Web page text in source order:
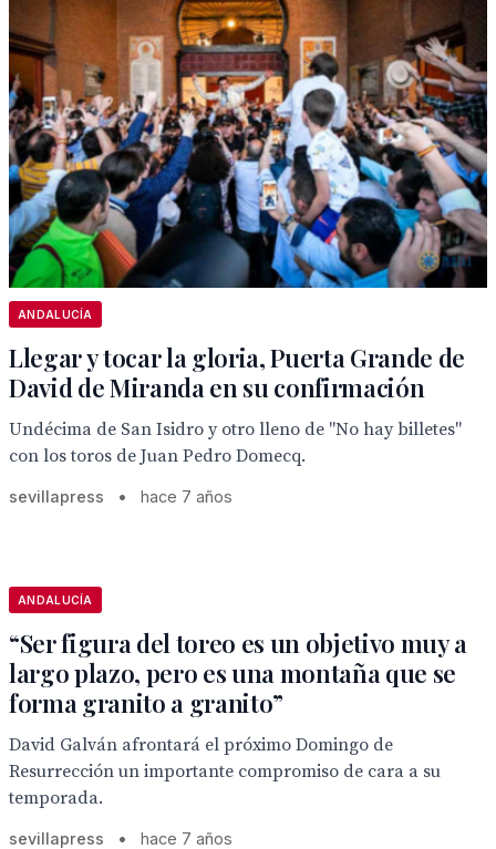
ANDALUCÍA
Llegar y tocar la gloria, Puerta Grande de
David de Miranda en su confirmación
Undécima de San Isidro y otro lleno de "No hay billetes"
con los toros de Juan Pedro Domecq.
sevillapress • hace 7 años
ANDALUCÍA
“Ser figura del toreo es un objetivo muy a
largo plazo, pero es una montaña que se
forma granito a granito”
David Galván afrontará el próximo Domingo de
Resurrección un importante compromiso de cara a su
temporada.
sevillapress • hace 7 años